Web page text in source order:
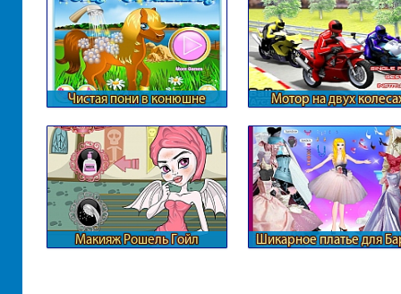
Чистая пони в конюшне Мотор на двух
Макияж Рошель Гойл Шикарное платье для